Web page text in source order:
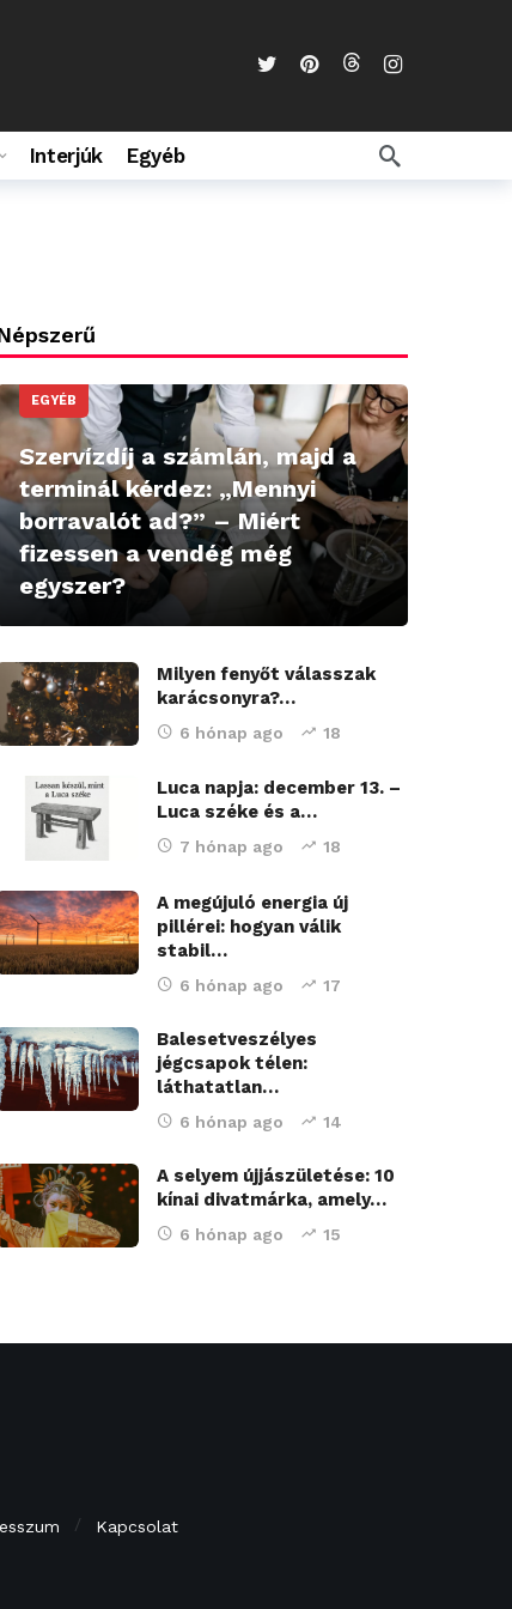
Interjúk Egyéb
EGYÉB
Szervízdíj a számlán, majd a
terminál kérdez: „Mennyi
borravalót ad?” – Miért
fizessen a vendég még
egyszer?
Milyen fenyőt válasszak
karácsonyra?…
6 hónap ago 18
Luca napja: december 13. –
Luca széke és a…
7 hónap ago 18
A megújuló energia új
pillérei: hogyan válik
stabil…
6 hónap ago 17
Balesetveszélyes
jégcsapok télen:
láthatatlan…
6 hónap ago 14
A selyem újjászületése: 10
kínai divatmárka, amely…
6 hónap ago 15
Kapcsolat